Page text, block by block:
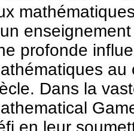
profonde
au
Dans la
en leur